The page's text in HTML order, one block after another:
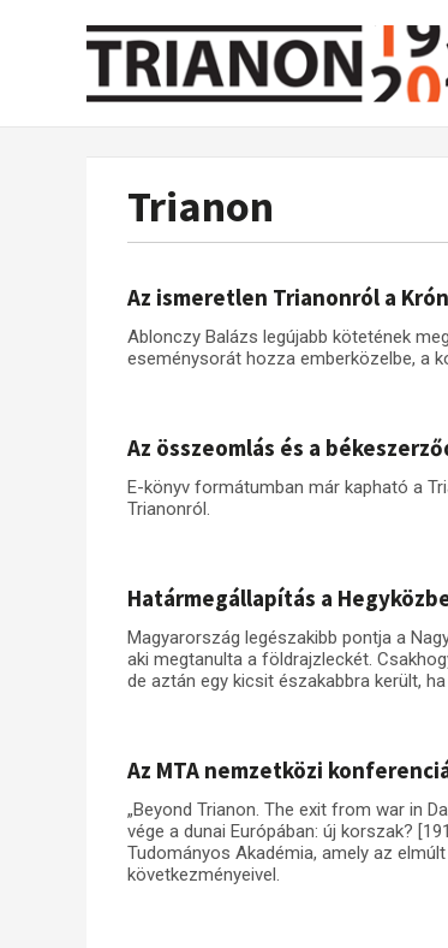
Trianon
Az ismeretlen Trianonról a
Ablonczy Balázs legújabb kötetének
eseménysorát hozza emberközelbe, a
Az összeomlás és a
E-könyv formátumban már kapható a
Trianonról.
Határmegállapítás a
Magyarország legészakibb pontja a
aki megtanulta a földrajzleckét.
de aztán egy kicsit északabbra került,
Az MTA nemzetközi
„Beyond Trianon. The exit from war in
vége a dunai Európában: új korszak?
Tudományos Akadémia, amely az
következményeivel.